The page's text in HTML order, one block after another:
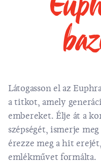
Látogasson el az
a titkot, amely
embereket. Élje át a
szépségét, ismerje
érezze meg a hit
emlékművet formálta.